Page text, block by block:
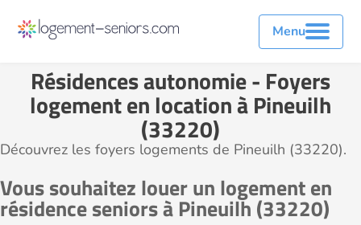
Menu
Résidences autonomie - Foyers
logement en location à Pineuilh
(33220)
Découvrez les foyers logements de Pineuilh (33220).
Vous souhaitez louer un logement en
résidence seniors à Pineuilh (33220)